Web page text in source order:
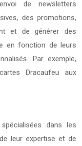
de newsletters
des promotions,
et de générer des
en fonction de leurs
Par exemple,
Dracaufeu aux
dans les
leur expertise et de